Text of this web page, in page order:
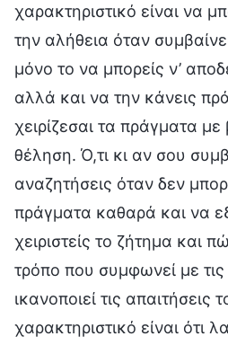
χαρακτηριστικό είναι να
την αλήθεια όταν
μόνο το να μπορείς ν’
αλλά και να την κάνεις
χειρίζεσαι τα πράγματα
θέληση. Ό,τι κι αν σου
αναζητήσεις όταν δεν
πράγματα καθαρά και να
χειριστείς το ζήτημα και
τρόπο που συμφωνεί με
ικανοποιεί τις απαιτήσεις
χαρακτηριστικό είναι ότι